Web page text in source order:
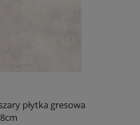
płytka gresowa